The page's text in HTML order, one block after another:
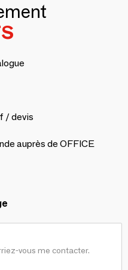
/ devis
auprès de OFFICE